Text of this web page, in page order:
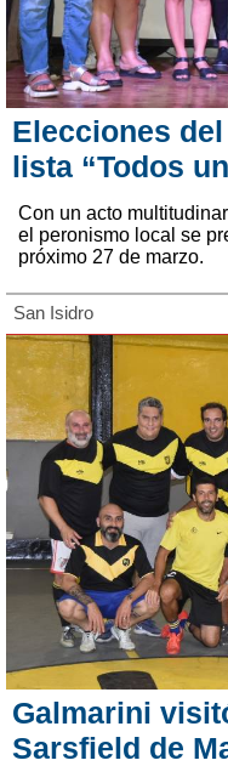
Elecciones
lista “Todos
Con un acto
el peronismo local se
próximo 27 de marzo.
San Isidro
Galmarini
Sarsfield de